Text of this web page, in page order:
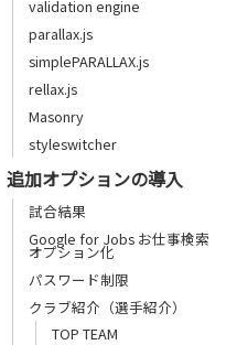
validation engine
parallax.js
simplePARALLAX.js
rellax.js
Masonry
styleswitcher
追加オプションの導入
試合結果
Google for Jobs お仕事検索
オプション化
パスワード制限
クラブ紹介（選手紹介）
TOP TEAM